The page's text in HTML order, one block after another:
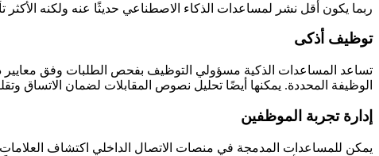
ربما يكون أقل نشر لمساعدات الذكاء الاصطناعي حديثًا عنه ولكنه الأكثر
توظيف أذكى
تساعد المساعدات الذكية مسؤولي التوظيف بفحص الطلبات وفق معايير
الوظيفة المحددة. يمكنها أيضًا تحليل نصوص المقابلات لضمان الاتساق
إدارة تجربة الموظفين
يمكن للمساعدات المدمجة في منصات الاتصال الداخلي اكتشاف